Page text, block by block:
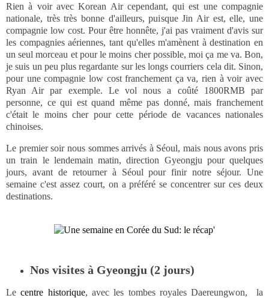
Rien à voir avec Korean Air cependant, qui est une compagnie
nationale, très très bonne d'ailleurs, puisque Jin Air est, elle, une
compagnie low cost. Pour être honnête, j'ai pas vraiment d'avis sur
les compagnies aériennes, tant qu'elles m'amènent à destination en
un seul morceau et pour le moins cher possible, moi ça me va. Bon,
je suis un peu plus regardante sur les longs courriers cela dit. Sinon,
pour une compagnie low cost franchement ça va, rien à voir avec
Ryan Air par exemple. Le vol nous a coûté 1800RMB par
personne, ce qui est quand même pas donné, mais franchement
c'était le moins cher pour cette période de vacances nationales
chinoises.
Le premier soir nous sommes arrivés à Séoul, mais nous avons pris
un train le lendemain matin, direction Gyeongju pour quelques
jours, avant de retourner à Séoul pour finir notre séjour. Une
semaine c'est assez court, on a préféré se concentrer sur ces deux
destinations.
Nos visites à Gyeongju (2 jours)
Lecentre historique, avec les tombes royales Daereungwon, la